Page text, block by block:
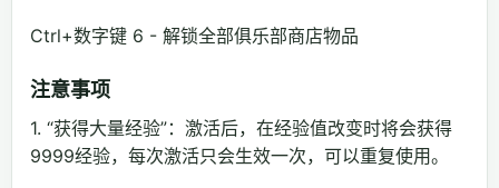
Ctrl+数字键 6 - 解锁全部俱乐部商店物品
注意事项
1. “获得大量经验”：激活后，在经验值改变时将会获得
9999经验，每次激活只会生效一次，可以重复使用。